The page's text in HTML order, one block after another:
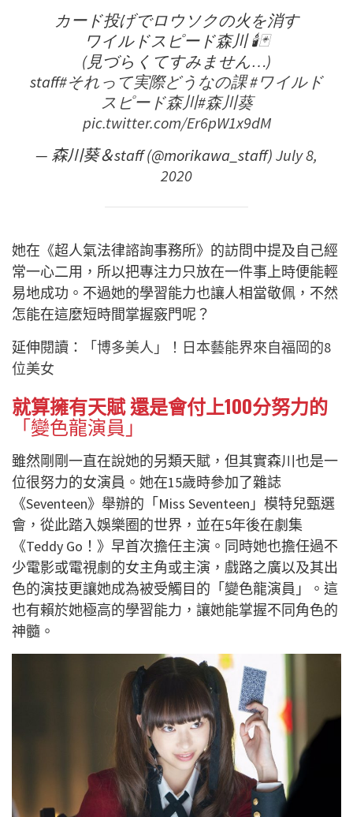
カード投げでロウソクの火を消す
ワイルドスピード森川 🕯🃏
(見づらくてすみません…)
staff#それって実際どうなの課#ワイルド
スピード森川#森川葵
pic.twitter.com/Er6pW1x9dM
— 森川葵＆staff (@morikawa_staff)July 8,
2020
她在《超人氣法律諮詢事務所》的訪問中提及自己經
常一心二用，所以把專注力只放在一件事上時便能輕
易地成功。不過她的學習能力也讓人相當敬佩，不然
怎能在這麼短時間掌握竅門呢？
延伸閱讀：
「博多美人」！日本藝能界來自福岡的8
位美女
就算擁有天賦 還是會付上100分努力的
「變色龍演員」
雖然剛剛一直在說她的另類天賦，但其實森川也是一
位很努力的女演員。她在15歲時參加了雜誌
《Seventeen》舉辦的「Miss Seventeen」模特兒甄選
會，從此踏入娛樂圈的世界，並在5年後在劇集
《Teddy Go！》早首次擔任主演。同時她也擔任過不
少電影或電視劇的女主角或主演，戲路之廣以及其出
色的演技更讓她成為被受觸目的「變色龍演員」。這
也有賴於她極高的學習能力，讓她能掌握不同角色的
神髓。